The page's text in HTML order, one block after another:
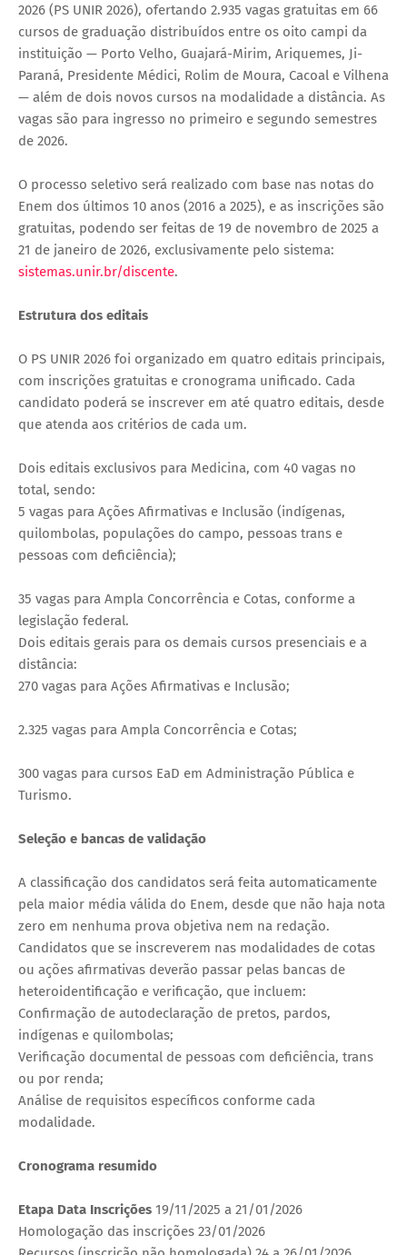
2026 (PS UNIR 2026), ofertando 2.935 vagas gratuitas em 66
cursos de graduação distribuídos entre os oito campi da
instituição — Porto Velho, Guajará-Mirim, Ariquemes, Ji-
Paraná, Presidente Médici, Rolim de Moura, Cacoal e Vilhena
— além de dois novos cursos na modalidade a distância. As
vagas são para ingresso no primeiro e segundo semestres
de 2026.
O processo seletivo será realizado com base nas notas do
Enem dos últimos 10 anos (2016 a 2025), e as inscrições são
gratuitas, podendo ser feitas de 19 de novembro de 2025 a
21 de janeiro de 2026, exclusivamente pelo sistema:
sistemas.unir.br/discente.
Estrutura dos editais
O PS UNIR 2026 foi organizado em quatro editais principais,
com inscrições gratuitas e cronograma unificado. Cada
candidato poderá se inscrever em até quatro editais, desde
que atenda aos critérios de cada um.
Dois editais exclusivos para Medicina, com 40 vagas no
total, sendo:
5 vagas para Ações Afirmativas e Inclusão (indígenas,
quilombolas, populações do campo, pessoas trans e
pessoas com deficiência);
35 vagas para Ampla Concorrência e Cotas, conforme a
legislação federal.
Dois editais gerais para os demais cursos presenciais e a
distância:
270 vagas para Ações Afirmativas e Inclusão;
2.325 vagas para Ampla Concorrência e Cotas;
300 vagas para cursos EaD em Administração Pública e
Turismo.
Seleção e bancas de validação
A classificação dos candidatos será feita automaticamente
pela maior média válida do Enem, desde que não haja nota
zero em nenhuma prova objetiva nem na redação.
Candidatos que se inscreverem nas modalidades de cotas
ou ações afirmativas deverão passar pelas bancas de
heteroidentificação e verificação, que incluem:
Confirmação de autodeclaração de pretos, pardos,
indígenas e quilombolas;
Verificação documental de pessoas com deficiência, trans
ou por renda;
Análise de requisitos específicos conforme cada
modalidade.
Cronograma resumido
Etapa Data Inscrições 19/11/2025 a 21/01/2026
Homologação das inscrições 23/01/2026